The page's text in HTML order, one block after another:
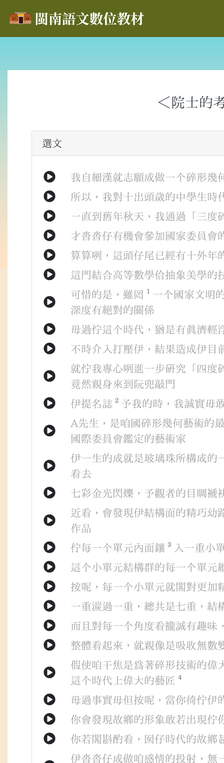
＜院士的
選文
我 自細漢就志願成做一个碎形幾
所以 ， 我對十出頭歲的中學生時
一直到 舊年秋天 ， 我通過
三度
才沓沓仔有機會參加國家委員會
算算咧 ， 這頭仔尾 已經有十外年
這門結合高等數學佮抽象美學的
可惜的是 ， 雖罔 1 一个 國家文明
深度有絕對的關係
毋過佇這个時代 ， 猶是有真濟輕
不時介入 打壓伊 ， 結果造成伊 目
就佇我專心咧 進一步研究
四度
竟然親身來到 阮兜敲門
伊提名誌 2 予我的時 ， 我誠實毋
A先生 ， 是咱國碎形幾何藝術的
國際委員會鑑定的藝術家
伊一生的成就是玻璃珠所構成的
看去
七彩金光閃爍 ， 予觀者的 目睭褫
近看 ， 會發現伊結構面的精巧幼
作品
佇每一个單元內面鑲 3 入 一重小
這个小單元結構群的每一个單元
按呢 ， 每一个小單元就閣對更加
一重湠過一重 ， 總共是七重 ， 結
而且 對每一个角度看攏誠有趣味
整體看起來 ， 就親像是吸收無數
假使咱干焦是為著碎形技術的偉
這个時代 上偉大的藝匠 4
毋過事實毋但按呢 ， 當你徛佇伊
你會發現故鄉的形象敢若出現佇
你若閣斟酌看 ， 囡仔時代的故鄉
伊沓沓仔成做咱感情的投射 ， 無